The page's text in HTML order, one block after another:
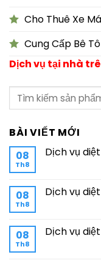
Cho Thuê Xe
Cung Cấp Bê
Dịch vụ tại nhà
BÀI VIẾT MỚI
08
Th8
Dịch vụ
08
Th8
Dịch vụ
08
Th8
Dịch vụ